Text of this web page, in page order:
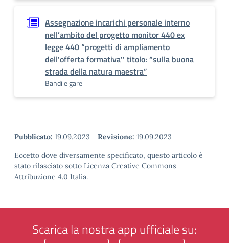
Assegnazione incarichi personale interno
nell’ambito del progetto monitor 440 ex
legge 440 “progetti di ampliamento
dell'offerta formativa'' titolo: “sulla buona
strada della natura maestra”
Bandi e gare
Pubblicato: 19.09.2023 - Revisione: 19.09.2023
Eccetto dove diversamente specificato, questo articolo è
stato rilasciato sotto Licenza Creative Commons
Attribuzione 4.0 Italia.
Scarica la nostra app ufficiale su: